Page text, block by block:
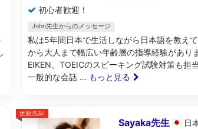
初心者歓迎！
John先生からのメッセージ
私は5年間日本で生活しながら日本語を教え
から大人まで幅広い年齢層の指導経験があり
EIKEN、TOEICのスピーキング試験対策も担
一般的な会話 ... もっと見る
更新済み!
Sayaka先生 日